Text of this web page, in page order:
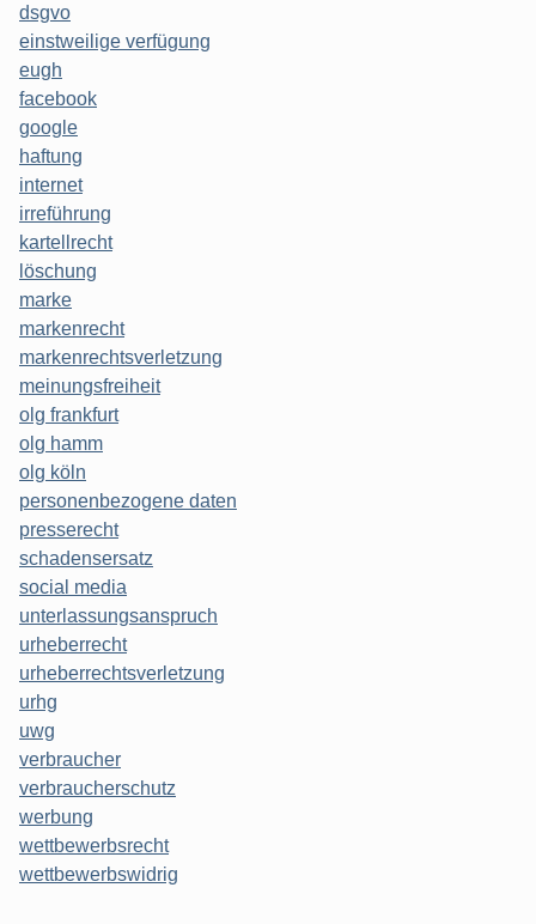
dsgvo
einstweilige verfügung
eugh
facebook
google
haftung
internet
irreführung
kartellrecht
löschung
marke
markenrecht
markenrechtsverletzung
meinungsfreiheit
olg frankfurt
olg hamm
olg köln
personenbezogene daten
presserecht
schadensersatz
social media
unterlassungsanspruch
urheberrecht
urheberrechtsverletzung
urhg
uwg
verbraucher
verbraucherschutz
werbung
wettbewerbsrecht
wettbewerbswidrig